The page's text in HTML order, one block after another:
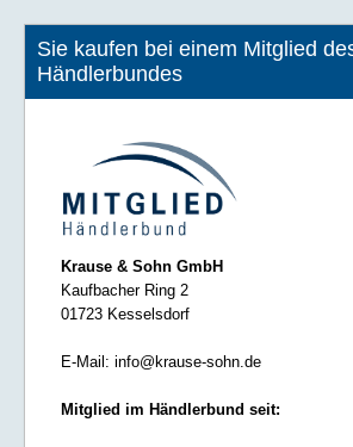
Sie kaufen bei einem Mitglied
Händlerbundes
Krause & Sohn GmbH
Kaufbacher Ring 2
01723 Kesselsdorf
E-Mail: info@krause-sohn.de
Mitglied im Händlerbund seit: